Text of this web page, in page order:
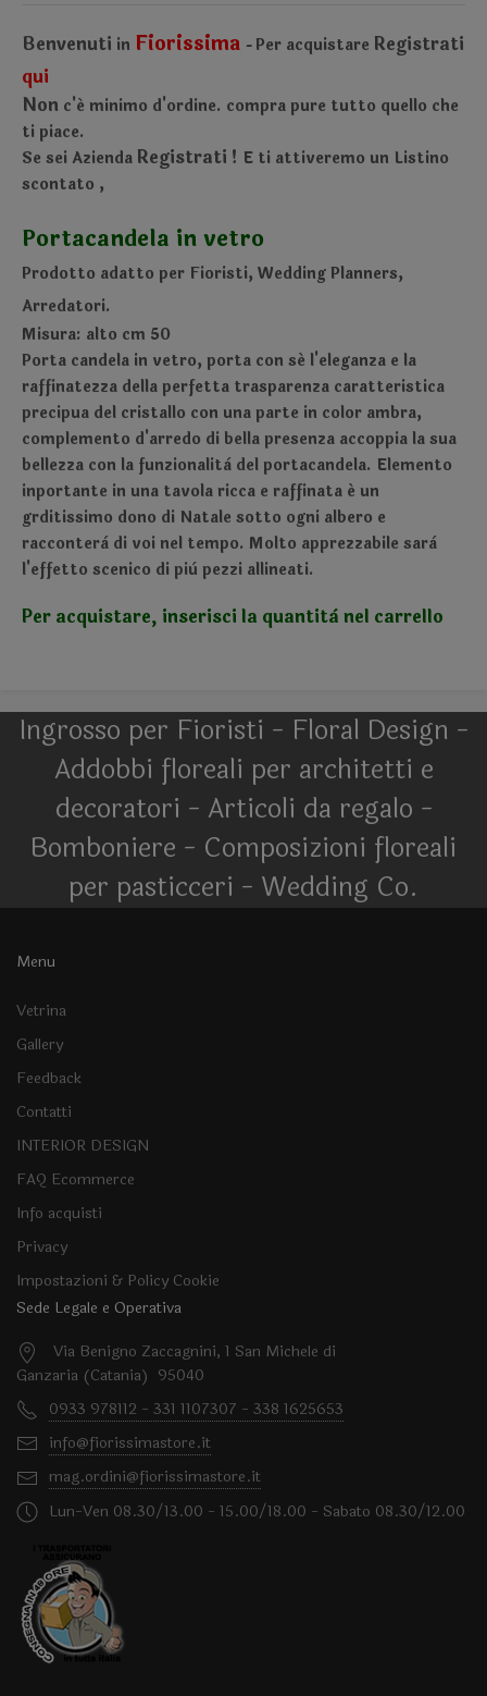
Benvenuti in Fiorissima - Per acquistare Registrati
qui
Non c'é minimo d'ordine. compra pure tutto quello che
ti piace.
Se sei Azienda Registrati ! E ti attiveremo un Listino
scontato ,
Portacandela in vetro
Prodotto adatto per Fioristi, Wedding Planners,
Arredatori.
Misura: alto cm 50
Porta candela in vetro, porta con sé l'eleganza e la
raffinatezza della perfetta trasparenza caratteristica
precipua del cristallo con una parte in color ambra,
complemento d'arredo di bella presenza accoppia la sua
bellezza con la funzionalità del portacandela. Elemento
inportante in una tavola ricca e raffinata é un
grditissimo dono di Natale sotto ogni albero e
racconterà di voi nel tempo. Molto apprezzabile sarà
l'effetto scenico di più pezzi allineati.
Per acquistare, inserisci la quantità nel carrello
Ingrosso per Fioristi - Floral Design -
Addobbi floreali per architetti e
decoratori - Articoli da regalo -
Bomboniere - Composizioni floreali
per pasticceri - Wedding Co.
Menu
Vetrina
Gallery
Feedback
Contatti
INTERIOR DESIGN
FAQ Ecommerce
Info acquisti
Privacy
Impostazioni & Policy Cookie
Sede Legale e Operativa
Via Benigno Zaccagnini, 1 San Michele di
Ganzaria (Catania) 95040
0933 978112 - 331 1107307 - 338 1625653
info@fiorissimastore.it
mag.ordini@fiorissimastore.it
Lun-Ven 08.30/13.00 - 15.00/18.00 - Sabato 08.30/12.00